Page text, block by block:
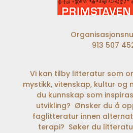
913 507
Vi kan tilby litteratur som
mystikk, vitenskap, kultur og
du kunnskap som
utvikling? Ønsker du å
faglitteratur innen
terapi? Søker du